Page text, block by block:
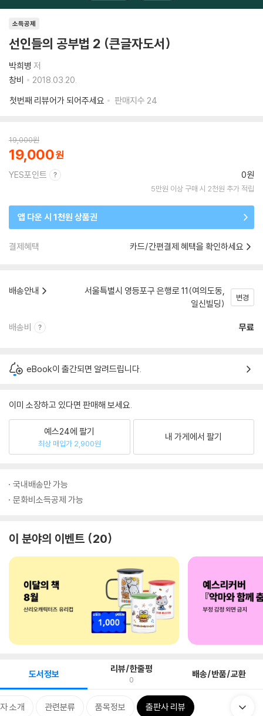
소득공제
선인들의 공부법 2 (큰글자도서)
박희병 저
창비
2018.03.20.
첫번째 리뷰어가 되어주세요
판매지수 24
19,000원
19,000
YES포인트 0원
5만원 이상 구매 시 2천원 추가 적립
앱 다운 시 1천원 상품권
결제혜택 카드/간편결제 혜택을 확인하세요
배송안내
서울특별시 영등포구 은행로 11(여의도동,
일신빌딩)
변경
배송비 무료
eBook이 출간되면 알려드립니다.
이미 소장하고 있다면 판매해 보세요.
예스24에 팔기
최상 매입가 2,900원
내 가게에서 팔기
국내배송만 가능
문화비소득공제 가능
이 분야의 이벤트 20
도서정보 리뷰/한줄평
0 배송/반품/교환
소개 관련분류 품목정보 출판사 리뷰